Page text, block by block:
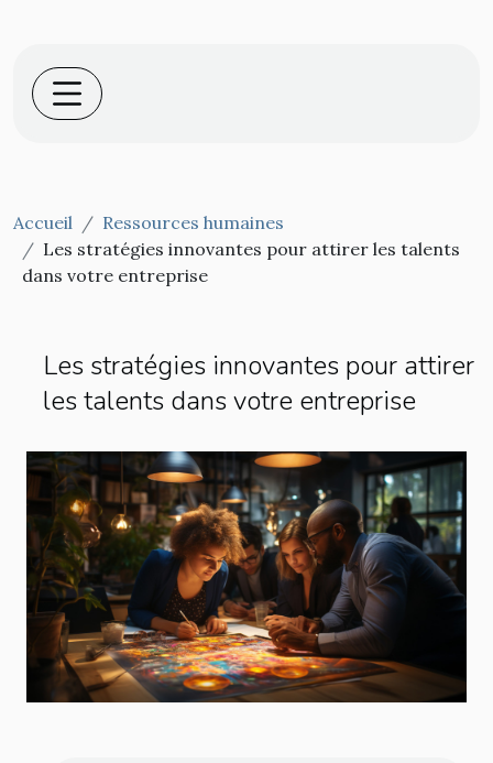
Accueil
Ressources humaines
Les stratégies innovantes pour attirer les talents
dans votre entreprise
Les stratégies innovantes pour attirer
les talents dans votre entreprise